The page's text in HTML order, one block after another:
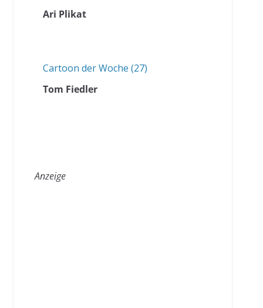
Ari Plikat
Cartoon der Woche (27)
Tom Fiedler
Anzeige